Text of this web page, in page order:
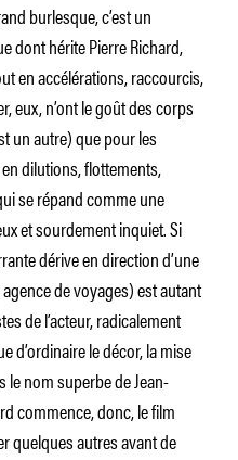
burlesque, c’est un
dont hérite Pierre Richard,
en accélérations, raccourcis,
eux, n’ont le goût des corps
un autre) que pour les
dilutions, flottements,
se répand comme une
et sourdement inquiet. Si
dérive en direction d’une
de voyages) est autant
de l’acteur, radicalement
d’ordinaire le décor, la mise
le nom superbe de Jean-
commence, donc, le film
quelques autres avant de